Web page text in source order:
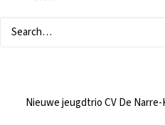
Nieuwe jeugdtrio CV De